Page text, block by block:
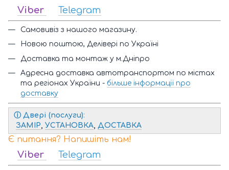
Viber Telegram
Самовивіз з нашого магазину.
Новою поштою, Делівері по Україні
Доставка та монтаж у м.Дніпро
Адресна доставка автотранспортом по містах
та регіонах України - більше інформації про
доставку
ⓘ Двері (послуги):
ЗАМІР, УСТАНОВКА, ДОСТАВКА
Є питання? Напишіть нам!
Viber Telegram